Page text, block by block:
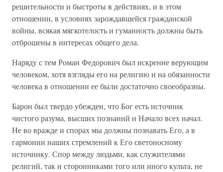
решительности и быстроты в действиях, и в этом
отношении, в условиях зарождавшейся гражданской
войны, всякая мягкотелость и гуманность должны быть
отброшены в интересах общего дела.
Наряду с тем Роман Федорович был искренне верующим
человеком, хотя взгляды его на религию и на обязанности
человека в отношении ее были достаточно своеобразны.
Барон был твердо убежден, что Бог есть источник
чистого разума, высших познаний и Начало всех начал.
Не во вражде и спорах мы должны познавать Его, а в
гармонии наших стремлений к Его светоносному
источнику. Спор между людьми, как служителями
религий, так и сторонниками того или иного культа, не